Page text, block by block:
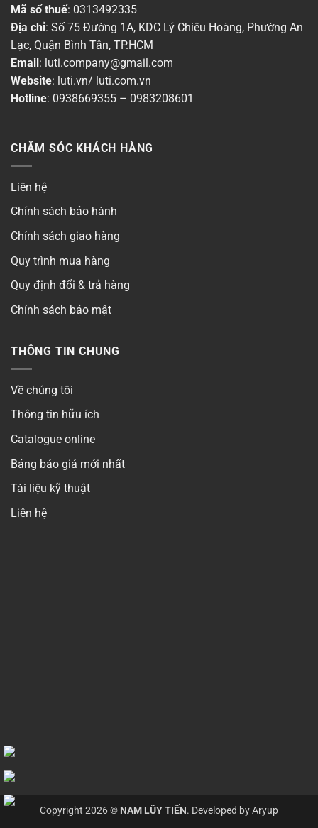
Mã số thuế: 0313492335
Địa chỉ: Số 75 Đường 1A, KDC Lý Chiêu Hoàng, Phường An
Lạc, Quận Bình Tân, TP.HCM
Email : luti.company@gmail.com
Website: luti.vn/ luti.com.vn
Hotline: 0938669355 – 0983208601
CHĂM SÓC KHÁCH HÀNG
Liên hệ
Chính sách bảo hành
Chính sách giao hàng
Quy trình mua hàng
Quy định đổi & trả hàng
Chính sách bảo mật
THÔNG TIN CHUNG
Về chúng tôi
Thông tin hữu ích
Catalogue online
Bảng báo giá mới nhất
Tài liệu kỹ thuật
Liên hệ
Copyright 2026 © NAM LŨY TIẾN. Developed byAryup